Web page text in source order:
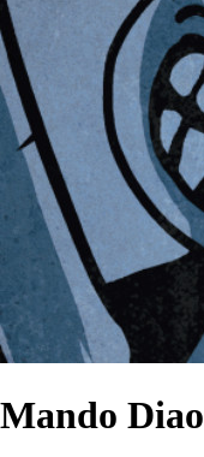
Mando Diao